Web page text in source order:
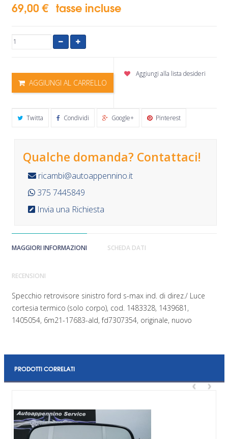
69,00 € tasse incluse
AGGIUNGI AL CARRELLO
Aggiungi alla lista desideri
Twitta Condividi Google+ Pinterest
Qualche domanda? Contattaci!
ricambi@autoappennino.it
375 7445849
Invia una Richiesta
MAGGIORI INFORMAZIONI SCHEDA DATI
RECENSIONI
Specchio retrovisore sinistro ford s-max ind. di direz./ Luce
cortesia termico (solo corpo), cod. 1483328, 1439681,
1405054, 6m21-17683-ald, fd7307354, originale, nuovo
PRODOTTI CORRELATI
‹ ›